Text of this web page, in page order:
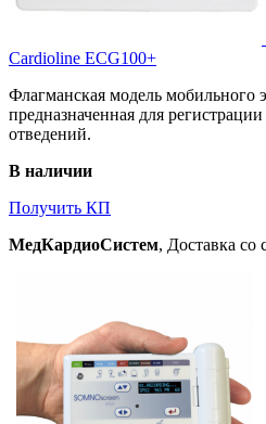
Cardioline ECG100+
Флагманская модель мобильного
предназначенная для
отведений.
В наличии
Получить КП
МедКардиоСистем, Доставка со